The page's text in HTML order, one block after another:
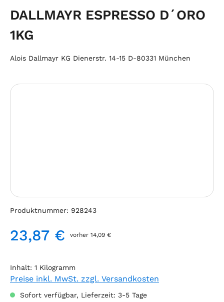
DALLMAYR ESPRESSO D´ORO
1KG
Alois Dallmayr KG Dienerstr. 14-15 D-80331 München
Bildergalerie überspringen
Produktnummer: 928243
Regulärer Preis:
23,87 € vorher 14,09 €
Inhalt: 1 Kilogramm
Preise inkl. MwSt. zzgl. Versandkosten
Sofort verfügbar, Lieferzeit: 3-5 Tage